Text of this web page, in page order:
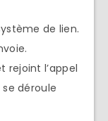
de lien.
rejoint l’appel
déroule